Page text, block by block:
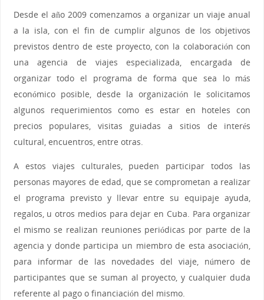
Desde el año 2009 comenzamos a organizar un viaje anual
a la isla, con el fin de cumplir algunos de los objetivos
previstos dentro de este proyecto, con la colaboración con
una agencia de viajes especializada, encargada de
organizar todo el programa de forma que sea lo más
económico posible, desde la organización le solicitamos
algunos requerimientos como es estar en hoteles con
precios populares, visitas guiadas a sitios de interés
cultural, encuentros, entre otras.
A estos viajes culturales, pueden participar todos las
personas mayores de edad, que se comprometan a realizar
el programa previsto y llevar entre su equipaje ayuda,
regalos, u otros medios para dejar en Cuba. Para organizar
el mismo se realizan reuniones periódicas por parte de la
agencia y donde participa un miembro de esta asociación,
para informar de las novedades del viaje, número de
participantes que se suman al proyecto, y cualquier duda
referente al pago o financiación del mismo.